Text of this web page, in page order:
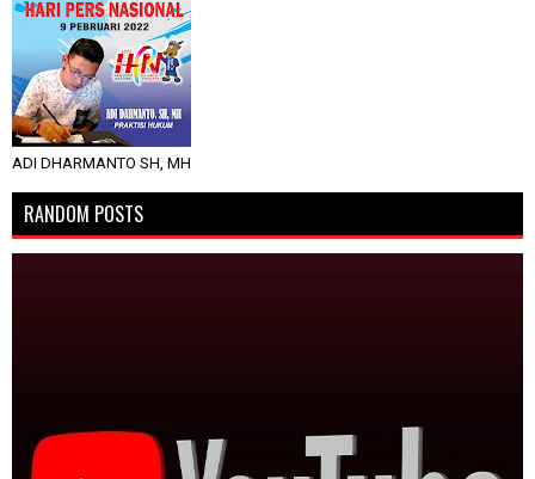
ADI DHARMANTO SH, MH
RANDOM POSTS